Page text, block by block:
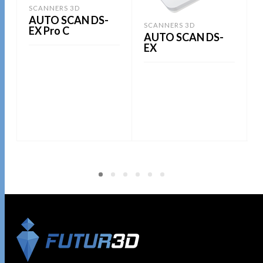
SCANNERS 3D
AUTO SCAN DS-
EX Pro C
SCANNERS 3D
AUTO SCAN DS-
EX